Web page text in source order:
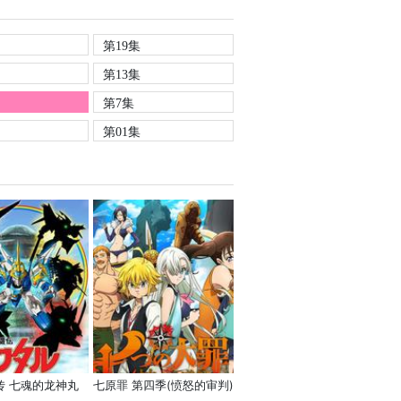
第19集
第13集
第7集
第01集
七魂的龙神丸 七原罪 第四季(愤怒的审判)